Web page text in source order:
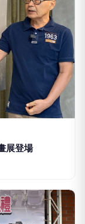
展登場